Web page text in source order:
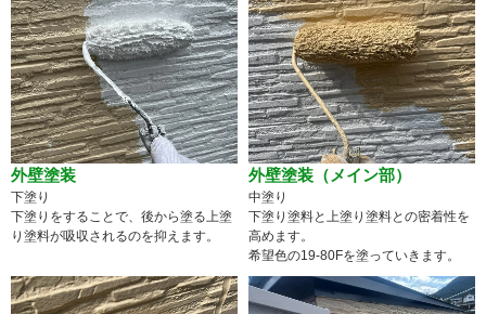
外壁塗装
下塗り
下塗りをすることで、後から塗る上塗
り塗料が吸収されるのを抑えます。
外壁塗装（メイン部）
中塗り
下塗り塗料と上塗り塗料との密着性を
高めます。
希望色の19-80Fを塗っていきます。